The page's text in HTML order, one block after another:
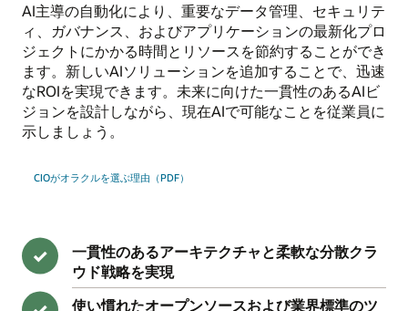
AI主導の自動化により、重要なデータ管理、セキュリテ
ィ、ガバナンス、およびアプリケーションの最新化プロ
ジェクトにかかる時間とリソースを節約することができ
ます。新しいAIソリューションを追加することで、迅速
なROIを実現できます。未来に向けた一貫性のあるAIビ
ジョンを設計しながら、現在AIで可能なことを従業員に
示しましょう。
CIOがオラクルを選ぶ理由（PDF）
✓
一貫性のあるアーキテクチャと柔軟な分散クラ
ウド戦略を実現
使い慣れたオープンソースおよび業界標準のツ